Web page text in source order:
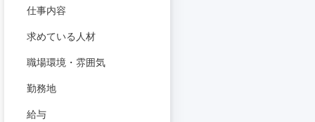
仕事内容
求めている人材
職場環境・雰囲気
勤務地
給与